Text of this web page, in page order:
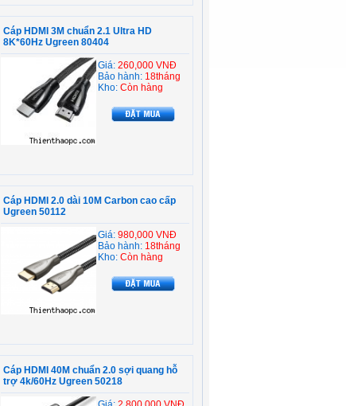
Cáp HDMI 3M chuẩn 2.1 Ultra HD
8K*60Hz Ugreen 80404
Giá: 260,000 VNĐ
Bảo hành: 18tháng
Kho: Còn hàng
Cáp HDMI 2.0 dài 10M Carbon cao cấp
Ugreen 50112
Giá: 980,000 VNĐ
Bảo hành: 18tháng
Kho: Còn hàng
Cáp HDMI 40M chuẩn 2.0 sợi quang hỗ
trợ 4k/60Hz Ugreen 50218